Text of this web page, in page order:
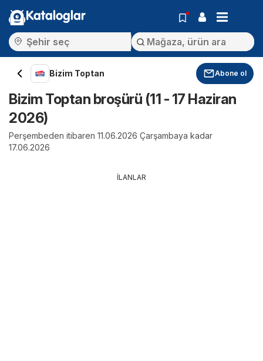
Kataloglar
Bizim Toptan Abone ol
Bizim Toptan broşürü (11 - 17 Haziran
2026)
Perşembeden itibaren 11.06.2026 Çarşambaya kadar
17.06.2026
İLANLAR